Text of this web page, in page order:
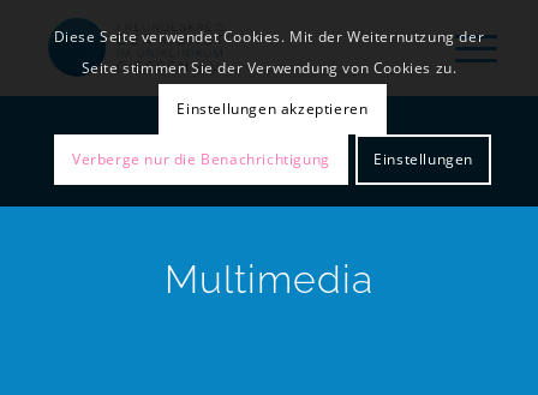
Multimedia
Diese Seite verwendet Cookies. Mit der Weiternutzung der
Seite stimmen Sie der Verwendung von Cookies zu.
Einstellungen akzeptieren
Verberge nur die Benachrichtigung Einstellungen